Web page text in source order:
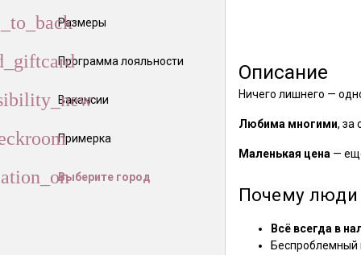
Описание
Ничего лишнего —
Любима многими, за
Маленькая цена —
Почему люди
Всё всегда в
Беспроблемный
Размеры
Программа лояльности
Вакансии
Примерка
Выберите город